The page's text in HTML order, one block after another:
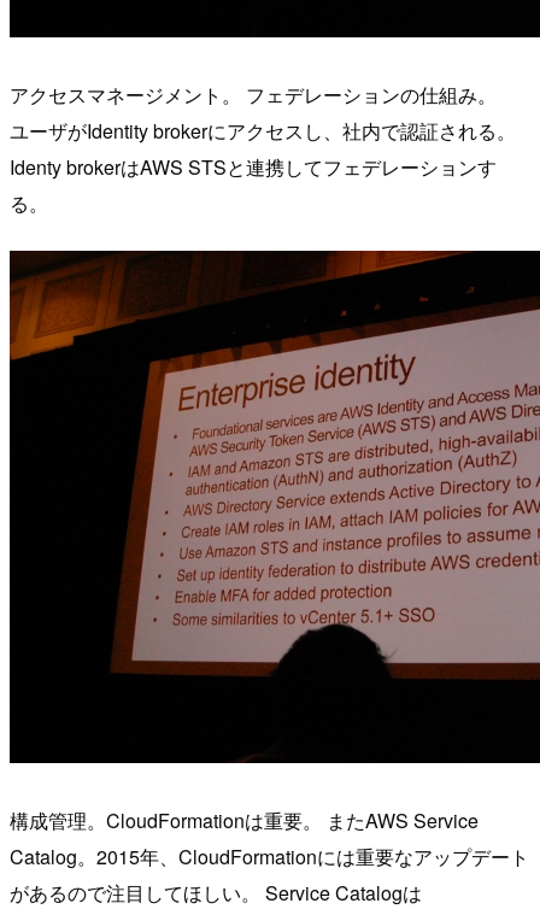
アクセスマネージメント。 フェデレーションの仕組み。
ユーザがIdentity brokerにアクセスし、社内で認証される。
Identy brokerはAWS STSと連携してフェデレーションす
る。
構成管理。CloudFormationは重要。 またAWS Service
Catalog。2015年、CloudFormationには重要なアップデート
があるので注目してほしい。 Service Catalogは